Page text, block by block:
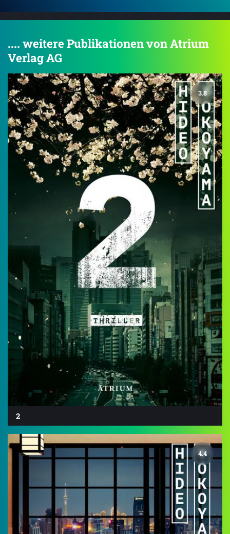
.... weitere Publikationen von Atrium
Verlag AG
3.8
2
4.4